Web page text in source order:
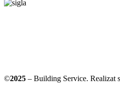
©2025 – Building Service. Realizat